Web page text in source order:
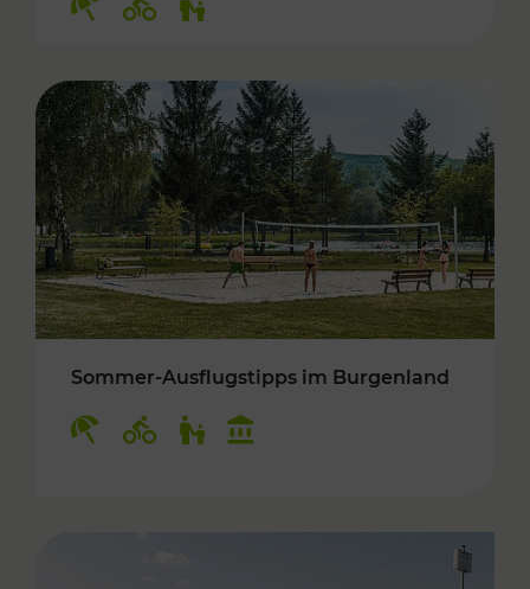
Sommer-Ausflugstipps im Burgenland